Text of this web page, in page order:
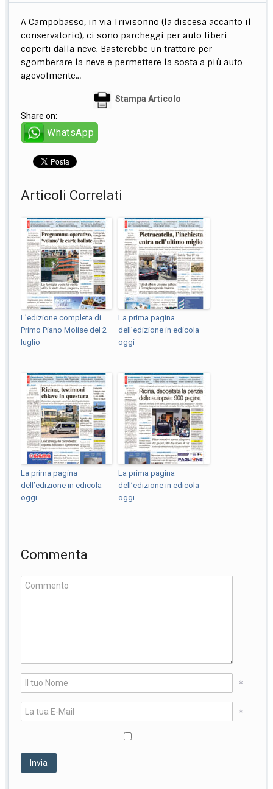
A Campobasso, in via Trivisonno (la discesa accanto il
conservatorio), ci sono parcheggi per auto liberi
coperti dalla neve. Basterebbe un trattore per
sgomberare la neve e permettere la sosta a più auto
agevolmente…
Stampa Articolo
Share on:
WhatsApp
Articoli Correlati
L’edizione completa di
Primo Piano Molise del 2
luglio
La prima pagina
dell’edizione in edicola
oggi
La prima pagina
dell’edizione in edicola
oggi
La prima pagina
dell’edizione in edicola
oggi
Commenta
*
*